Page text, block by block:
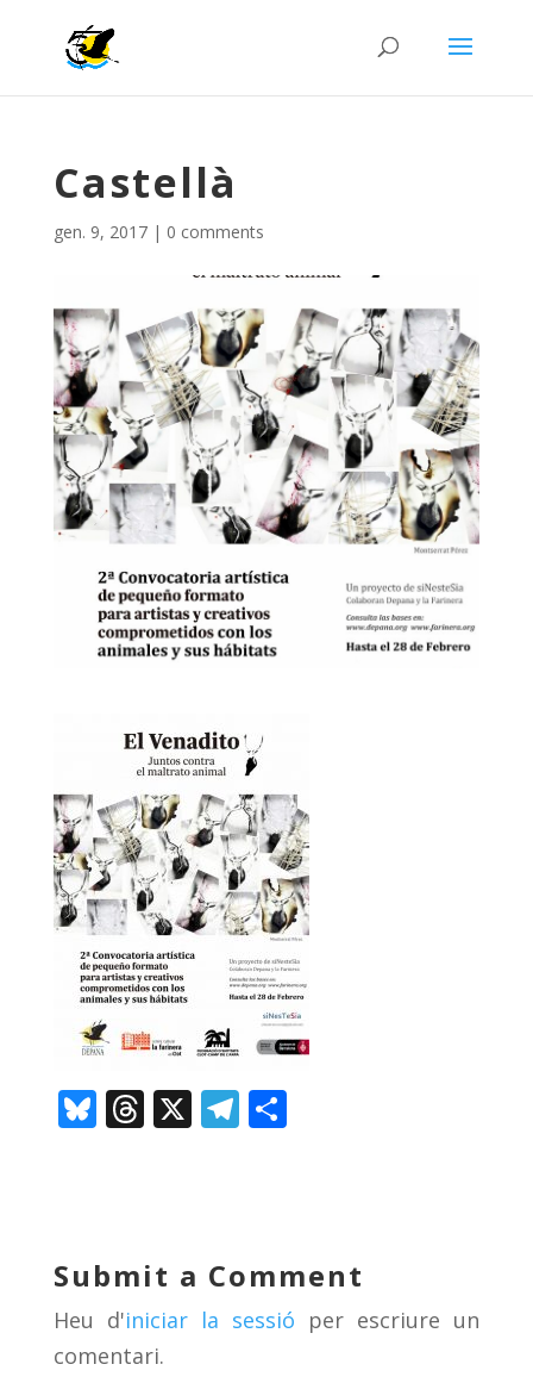
Castellà
gen. 9, 2017| 0 comments
Bl
y
T
d
s
X T
a
m
C
ar
te
ix
Submit a Comment
Heu d'iniciar la sessió per escriure un
comentari.